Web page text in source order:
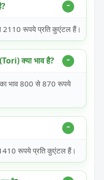
रूपये प्रति कुएंटल हैं।
क्या भाव है?
भाव 800 से 870 रूपये
रूपये प्रति कुएंटल हैं।